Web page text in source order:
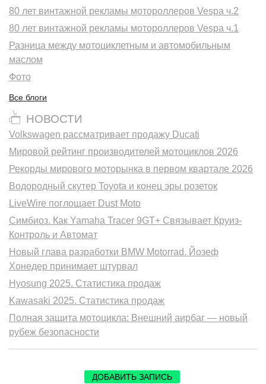
80 лет винтажной рекламы мотороллеров Vespa ч.2
80 лет винтажной рекламы мотороллеров Vespa ч.1
Разница между мотоциклетным и автомобильным
маслом
Фото
Все блоги
НОВОСТИ
Volkswagen рассматривает продажу Ducati
Мировой рейтинг производителей мотоциклов 2026
Рекорды мирового моторынка в первом квартале 2026
Водородный скутер Toyota и конец эры розеток
LiveWire поглощает Dust Moto
Симбиоз. Как Yamaha Tracer 9GT+ Связывает Круиз-
Контроль и Автомат
Новый глава разработки BMW Motorrad. Йозеф
Хонедер принимает штурвал
Hyosung 2025. Статистика продаж
Kawasaki 2025. Статистика продаж
Полная защита мотоцикла: Внешний аирбаг — новый
рубеж безопасности
ДОБАВИТЬ ЗАПИСЬ